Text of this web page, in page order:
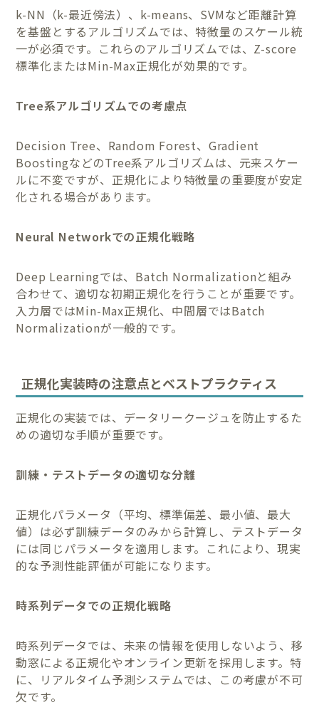
k-NN（k-最近傍法）、k-means、SVMなど距離計算
を基盤とするアルゴリズムでは、特徴量のスケール統
一が必須です。これらのアルゴリズムでは、Z-score
標準化またはMin-Max正規化が効果的です。
Tree系アルゴリズムでの考慮点
Decision Tree、Random Forest、Gradient
BoostingなどのTree系アルゴリズムは、元来スケー
ルに不変ですが、正規化により特徴量の重要度が安定
化される場合があります。
Neural Networkでの正規化戦略
Deep Learningでは、Batch Normalizationと組み
合わせて、適切な初期正規化を行うことが重要です。
入力層ではMin-Max正規化、中間層ではBatch
Normalizationが一般的です。
正規化実装時の注意点とベストプラクティス
正規化の実装では、データリークージュを防止するた
めの適切な手順が重要です。
訓練・テストデータの適切な分離
正規化パラメータ（平均、標準偏差、最小値、最大
値）は必ず訓練データのみから計算し、テストデータ
には同じパラメータを適用します。これにより、現実
的な予測性能評価が可能になります。
時系列データでの正規化戦略
時系列データでは、未来の情報を使用しないよう、移
動窓による正規化やオンライン更新を採用します。特
に、リアルタイム予測システムでは、この考慮が不可
欠です。